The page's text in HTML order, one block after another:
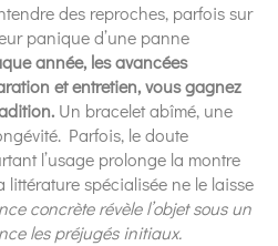
des reproches, parfois sur
panique d’une panne
année, les avancées
et entretien, vous gagnez
Un bracelet abîmé, une
Parfois, le doute
l’usage prolonge la montre
spécialisée ne le laisse
concrète révèle l’objet sous un
les préjugés initiaux.